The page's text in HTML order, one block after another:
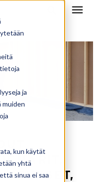
ja
muiden
kun käytät
yhtä
sinua ei saa